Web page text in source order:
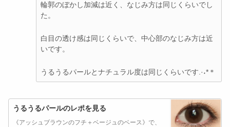
輪郭のぼかし加減は近く、なじみ方は同じくらいでし
た。
白目の透け感は同じくらいで、中心部のなじみ方は近
いです。
うるうるパールとナチュラル度は同じくらいです.·˖*＊
うるうるパールのレポを見る
《アッシュブラウンのフチ＋ベージュのベース》で、